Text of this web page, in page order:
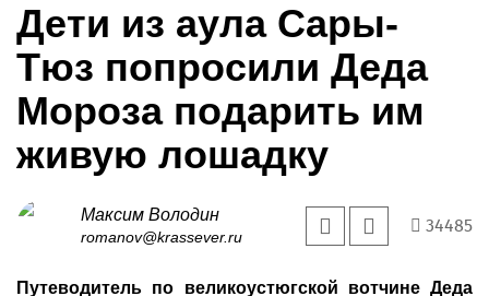
Дети из аула Сары-
Тюз попросили Деда
Мороза подарить им
живую лошадку
Максим Володин
romanov@krassever.ru
34485
Путеводитель по великоустюгской вотчине Деда